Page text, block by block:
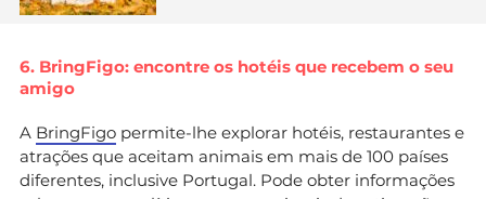
6. BringFigo: encontre os hotéis que recebem o seu
amigo
A BringFigo permite-lhe explorar hotéis, restaurantes e
atrações que aceitam animais em mais de 100 países
diferentes, inclusive Portugal. Pode obter informações